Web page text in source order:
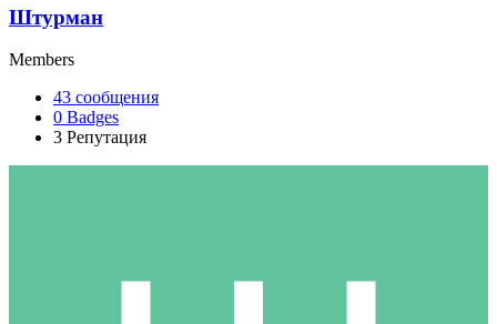
Штурман
Members
43 сообщения
0 Badges
3 Репутация